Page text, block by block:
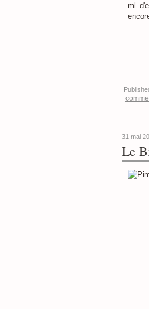
ml
31 mai
Le